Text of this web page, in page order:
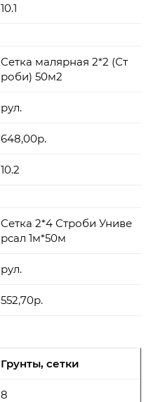
10.1
Сетка малярная 2*2 (Ст
роби) 50м2
рул.
648,00р.
10.2
Сетка 2*4 Строби Униве
рсал 1м*50м
рул.
552,70р.
Грунты, сетки
8